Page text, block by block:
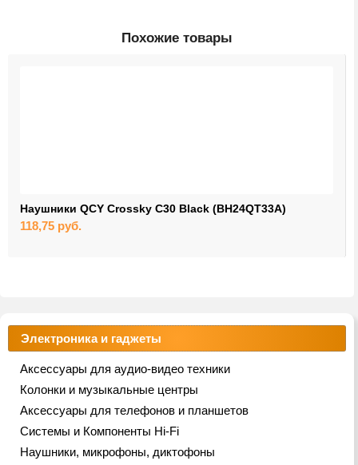
Похожие товары
Наушники QCY Crossky C30 Black (BH24QT33A)
118,75 руб.
Электроника и гаджеты
Аксессуары для аудио-видео техники
Колонки и музыкальные центры
Аксессуары для телефонов и планшетов
Системы и Компоненты Hi-Fi
Наушники, микрофоны, диктофоны